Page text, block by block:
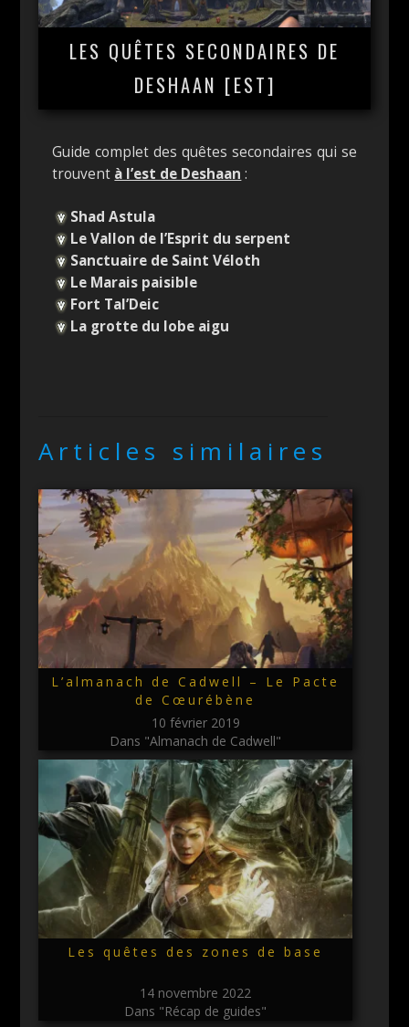
LES QUÊTES SECONDAIRES DE
DESHAAN [EST]
Guide complet des quêtes secondaires qui se
trouvent à l’est de Deshaan :
Shad Astula
Le Vallon de l’Esprit du serpent
Sanctuaire de Saint Véloth
Le Marais paisible
Fort Tal’Deic
La grotte du lobe aigu
Articles similaires
L’almanach de Cadwell – Le Pacte
de Cœurébène
10 février 2019
Dans "Almanach de Cadwell"
Les quêtes des zones de base
14 novembre 2022
Dans "Récap de guides"